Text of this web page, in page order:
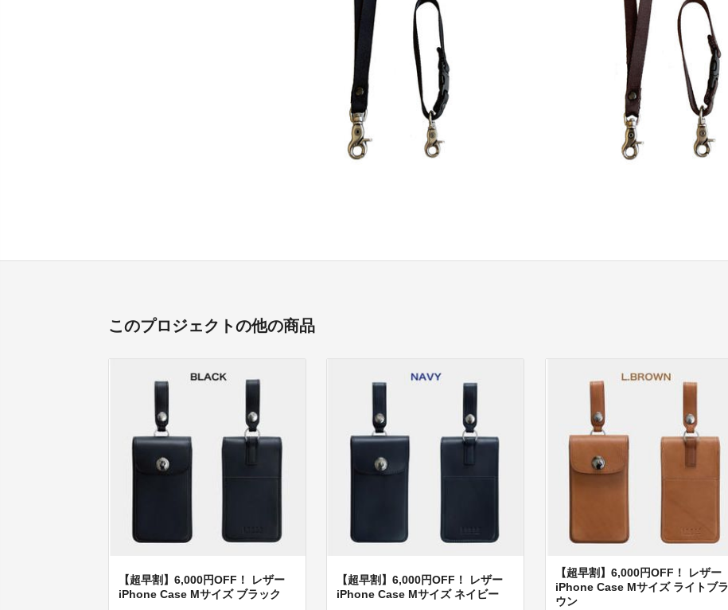
このプロジェクトの他の商品
【超早割】6,000円OFF！ レザー
iPhone Case Mサイズ ブラック
【超早割】6,000円OFF！ レザー
iPhone Case Mサイズ ネイビー
【超早割】6,000円OFF！ レザー
iPhone Case Mサイズ ライトブラ
ウン